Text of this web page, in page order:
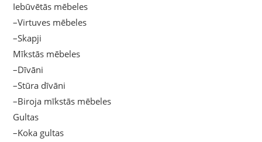
Iebūvētās mēbeles
–Virtuves mēbeles
–Skapji
Mīkstās mēbeles
–Dīvāni
–Stūra dīvāni
–Biroja mīkstās mēbeles
Gultas
–Koka gultas